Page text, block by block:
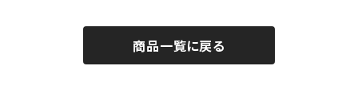
STERLING SILVER
STERLING SILVER
Short sleeve shirt
STERLING SILVER
商品一覧に戻る